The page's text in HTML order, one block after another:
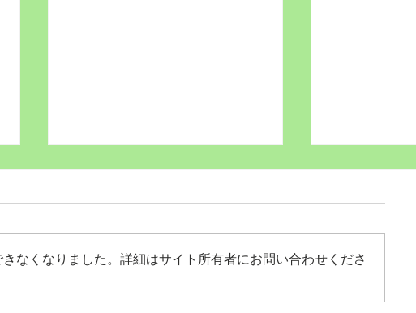
Wordだけで作っちゃおう～
バイブルか
なくなりました。詳細はサイト所有者にお問い合わせくださ